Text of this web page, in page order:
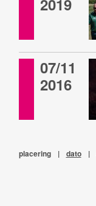
2019
07/11
2016
placering | dato |